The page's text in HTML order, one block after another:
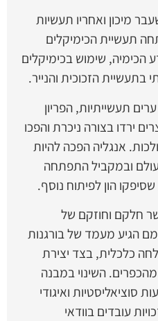
מיכון ואחריו תעשיות
תעשיית הכימיקלים
הכימיה, שימוש בכימיקלים
בתעשיית הזכוכית והנייר.
תעשייתיות, הפריון
ירדו בצורה ניכרת והפכו
אנגליה הפכה להיות
ובמקביל התפתחה
הון לפיתוח נוסף.
חלקם וחוזקם של
הגיע מעמד של בורגנות
כלכלית, בצד יצירת
השינוי במבנה
סוציאליסטיות ואיגודי
עובדים בוודאי